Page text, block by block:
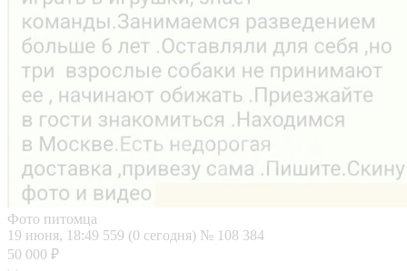
Фото питомца
19 июня, 18:49 559 (0 сегодня) № 108 384
50 000 ₽